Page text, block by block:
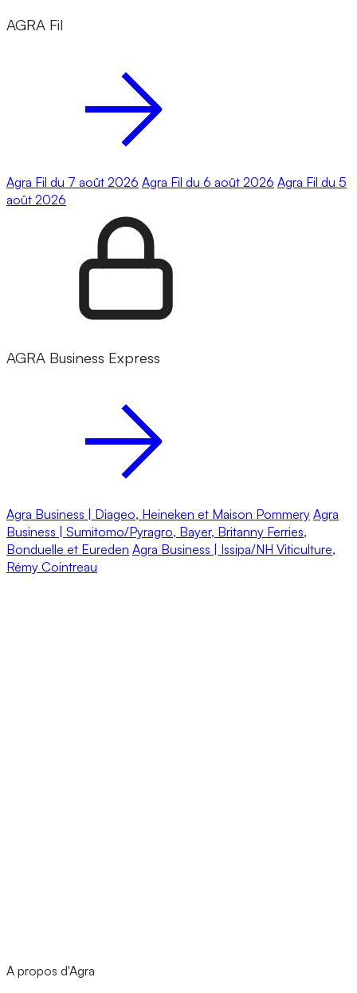
AGRA Fil
Agra Fil du 7 août 2026 Agra Fil du 6 août 2026 Agra Fil du 5
août 2026
AGRA Business Express
Agra Business | Diageo, Heineken et Maison Pommery Agra
Business | Sumitomo/Pyragro, Bayer, Britanny Ferries,
Bonduelle et Eureden Agra Business | Issipa/NH Viticulture,
Rémy Cointreau
A propos d'Agra